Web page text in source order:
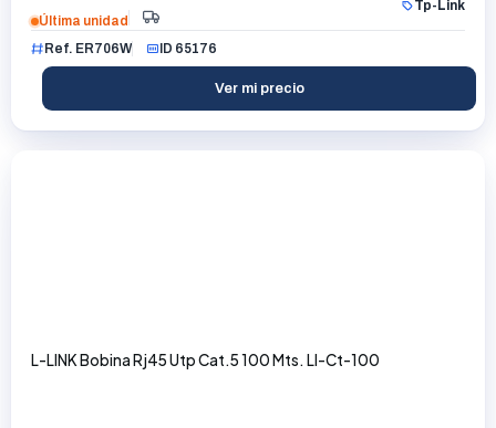
Tp-Link
Última unidad
Ref. ER706W
ID 65176
Ver mi precio
L-LINK Bobina Rj45 Utp Cat.5 100 Mts. Ll-Ct-100